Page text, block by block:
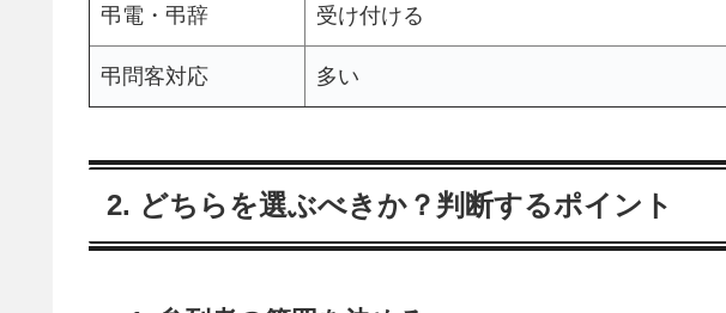
弔電・弔辞 受け付ける
弔問客対応 多い
2. どちらを選ぶべきか？判断するポイント